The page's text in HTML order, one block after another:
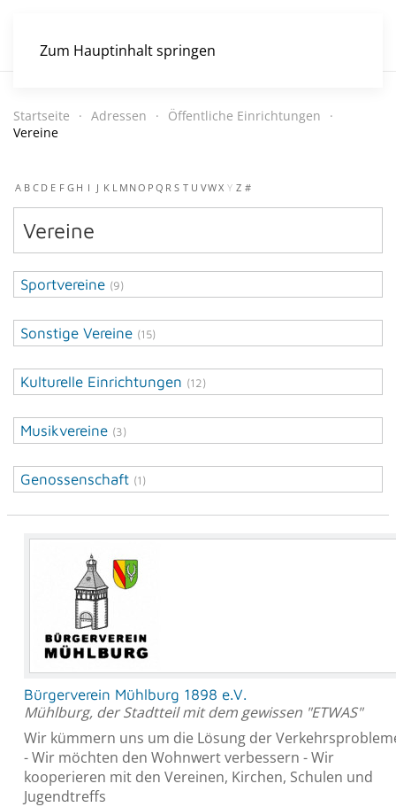
Zum Hauptinhalt springen
Startseite Adressen
Öffentliche Einrichtungen
Vereine
A B C D E F G H I J K L M NO P Q R S T U VWX Y Z #
Vereine
Sportvereine (9)
Sonstige Vereine (15)
Kulturelle Einrichtungen (12)
Musikvereine (3)
Genossenschaft (1)
Bürgerverein Mühlburg 1898 e.V.
Mühlburg, der Stadtteil mit dem gewissen "ETWAS"
Wir kümmern uns um die Lösung der
- Wir möchten den Wohnwert verbessern - Wir
kooperieren mit den Vereinen, Kirchen, Schulen und
Jugendtreffs